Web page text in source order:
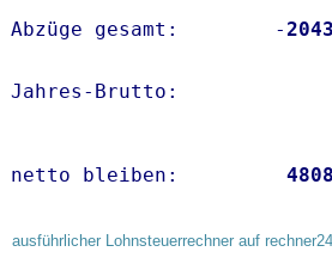
Abzüge gesamt:        -
Jahres-
netto bleiben:
ausführlicher Lohnsteuerrechner auf